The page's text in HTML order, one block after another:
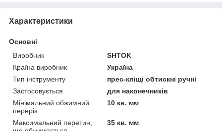
Характеристики
Основні
Виробник
SHTOK
Країна виробник
Україна
Тип інструменту
прес-кліщі обтискні ручні
Застосовується
для наконечників
Мінімальний обжимний
переріз
10 кв. мм
Максимальний перетин,
35 кв. мм